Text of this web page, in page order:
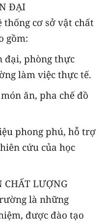
ĐẠI
cơ sở vật chất
gồm:
đại, phòng thực
làm việc thực tế.
ăn, pha chế đồ
phong phú, hỗ trợ
cứu của học
CHẤT LƯỢNG
là những
được đào tạo